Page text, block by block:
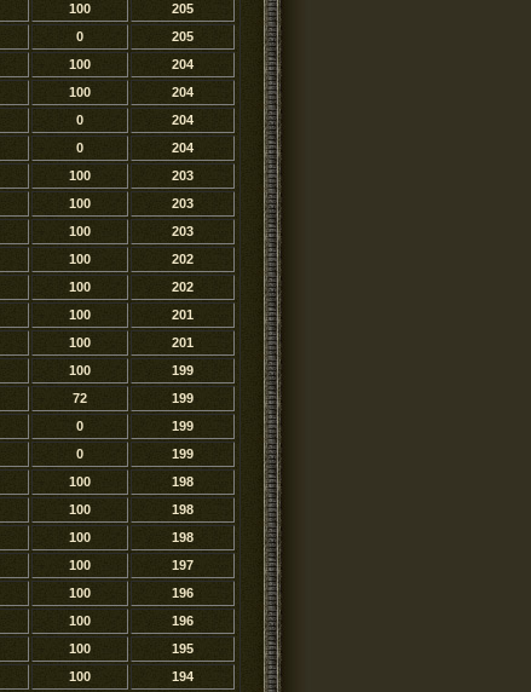
100
205
0
205
100
204
100
204
0
204
0
204
100
203
100
203
100
203
100
202
100
202
100
201
100
201
100
199
72
199
0
199
0
199
100
198
100
198
100
198
100
197
100
196
100
196
100
195
100
194